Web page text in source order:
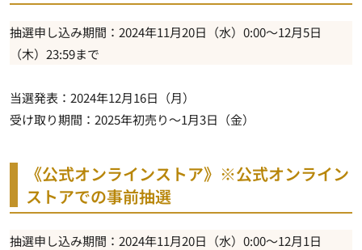
抽選申し込み期間：2024年11月20日（水）0:00～12月5日
（木）23:59まで
当選発表：2024年12月16日（月）
受け取り期間：2025年初売り～1月3日（金）
《公式オンラインストア》※公式オンライン
ストアでの事前抽選
抽選申し込み期間：2024年11月20日（水）0:00～12月1日